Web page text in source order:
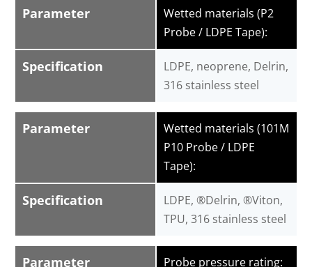
Parameter
Specification
Wetted materials (P2
Probe / LDPE Tape):
LDPE, neoprene, Delrin,
316 stainless steel
Parameter
Specification
Wetted materials (101M
P10 Probe / LDPE
Tape):
LDPE, ®Delrin, ®Viton,
TPU, 316 stainless steel
Parameter Probe pressure rating: